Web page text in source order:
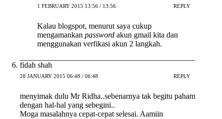
1 FEBRUARY 2015 13:56 / 13:56 REPLY
Kalau blogspot, menurut saya cukup
mengamankan password akun gmail kita dan
menggunakan verfikasi akun 2 langkah.
fidah shah
28 JANUARY 2015 06:48 / 06:48 REPLY
menyimak dulu Mr Ridha..sebenarnya tak begitu paham
dengan hal-hal yang sebegini..
Moga masalahnya cepat-cepat selesai. Aamiin